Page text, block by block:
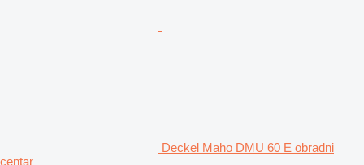
Deckel Maho DMU 60 E obradni
centar